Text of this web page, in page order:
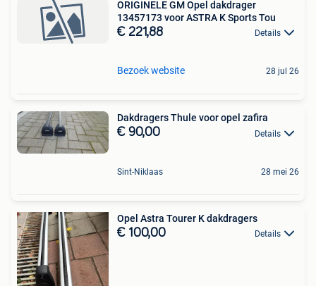
ORIGINELE GM Opel dakdrager
13457173 voor ASTRA K Sports Tou
€ 221,88 Details
Bezoek website 28 jul 26
Dakdragers Thule voor opel zafira
€ 90,00 Details
Sint-Niklaas 28 mei 26
Opel Astra Tourer K dakdragers
€ 100,00 Details